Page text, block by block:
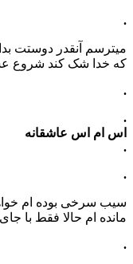
.
میترسم آنقدر دوستت
که خدا شک کند شروع
.
.
اس ام اس عاشقانه
.
.
سیب سرخی بوده ام
مانده ام حالا فقط با
.